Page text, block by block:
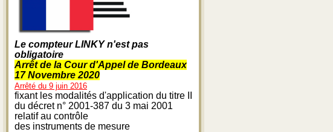
Le compteur LINKY n'est pas
obligatoire
Arrêt de la Cour d'Appel de Bordeaux
17 Novembre 2020
Arrêté du 9 juin 2016
fixant les modalités d'application du titre II
du décret n° 2001-387 du 3 mai 2001
relatif au contrôle
des instruments de mesure